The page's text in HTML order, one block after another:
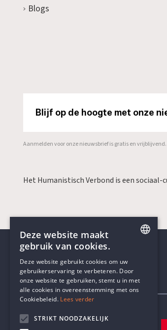
Blogs
Blijf op de hoogte met onze
Aanmelden voor onze nieuwsbrief is gratis en
Het Humanistisch Verbond is een
Contactgegevens
TELEFOON
DUTCH
Deze website maakt
gebruik van cookies.
Deze website gebruikt cookies om uw
gebruikerservaring te verbeteren. Door
onze website te gebruiken, stemt u in met
alle cookies in overeenstemming met ons
Cookiebeleid. Lees verder
STRIKT NOODZAKELIJK